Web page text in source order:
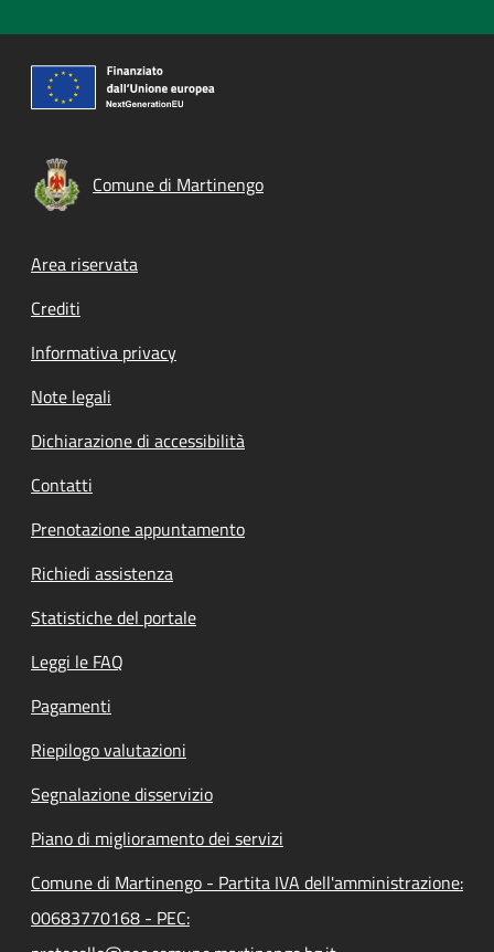
Comune di Martinengo
Footer menu
Area riservata
Crediti
Informativa privacy
Note legali
Dichiarazione di accessibilità
Contatti
Prenotazione appuntamento
Richiedi assistenza
Statistiche del portale
Leggi le FAQ
Pagamenti
Riepilogo valutazioni
Segnalazione disservizio
Piano di miglioramento dei servizi
Comune di Martinengo - Partita IVA dell'amministrazione:
00683770168 - PEC: